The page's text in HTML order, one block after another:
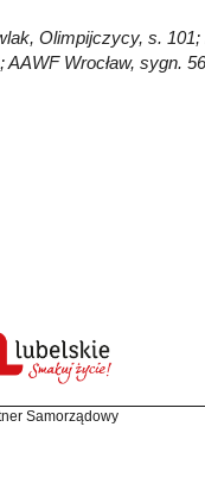
Olimpijczycy, s.
Wrocław, sygn.
Samorządowy